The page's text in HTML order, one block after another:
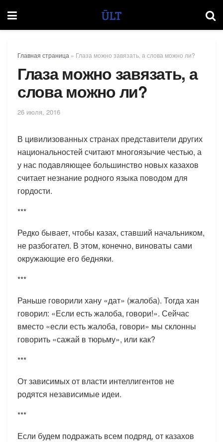
Главная страница » Глаза можно завязать, а слова можно ли?
Глаза можно завязать, а
слова можно ли?
26 июля, 2016
В цивилизованных странах представители других
национальностей считают многоязычие честью, а
у нас подавляющее большинство новых казахов
считает незнание родного языка поводом для
гордости.
***
Редко бывает, чтобы казах, ставший начальником,
не разбогател. В этом, конечно, виноваты сами
окружающие его бедняки.
***
Раньше говорили хану «дат» (жалоба). Тогда хан
говорил: «Если есть жалоба, говори!». Сейчас
вместо «если есть жалоба, говори» мы склонны
говорить «сажай в тюрьму», или как?
***
От зависимых от власти интеллигентов не
родятся независимые идеи.
***
Если будем подражать всем подряд, от казахов